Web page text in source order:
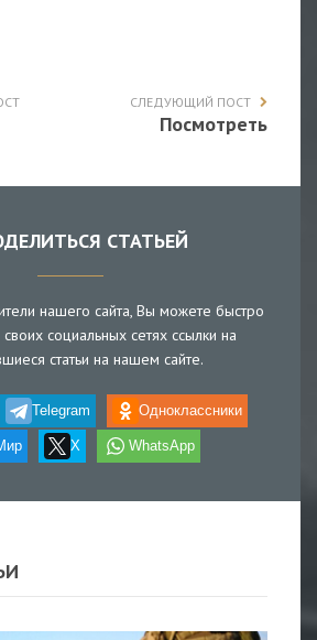
СЛЕДУЮЩИЙ ПОСТ
Посмотреть
СТАТЬЕЙ
нашего сайта, Вы можете быстро
социальных сетях ссылки на
статьи на нашем сайте.
Telegram Одноклассники
X WhatsApp